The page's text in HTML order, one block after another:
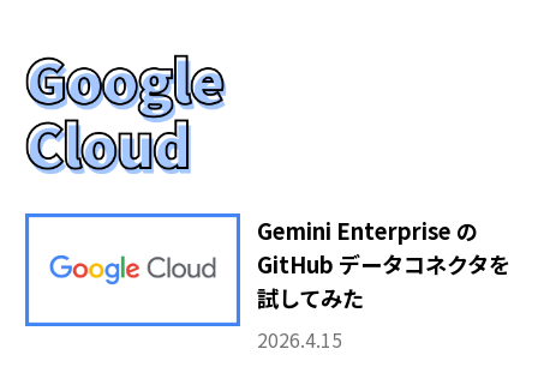
Gemini Enterprise の
GitHub データコネクタを
試してみた
2026.4.15